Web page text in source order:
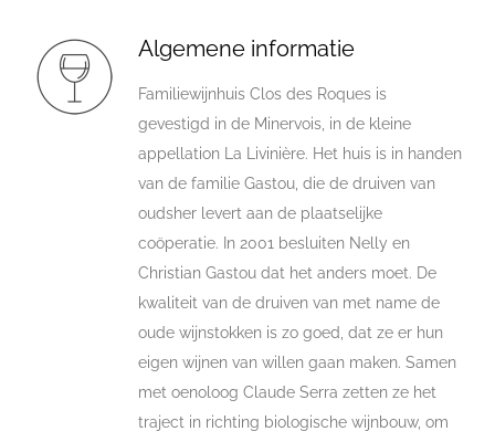
Algemene informatie
Familiewijnhuis Clos des Roques is
gevestigd in de Minervois, in de kleine
appellation La Livinière. Het huis is in handen
van de familie Gastou, die de druiven van
oudsher levert aan de plaatselijke
coöperatie. In 2001 besluiten Nelly en
Christian Gastou dat het anders moet. De
kwaliteit van de druiven van met name de
oude wijnstokken is zo goed, dat ze er hun
eigen wijnen van willen gaan maken. Samen
met oenoloog Claude Serra zetten ze het
traject in richting biologische wijnbouw, om